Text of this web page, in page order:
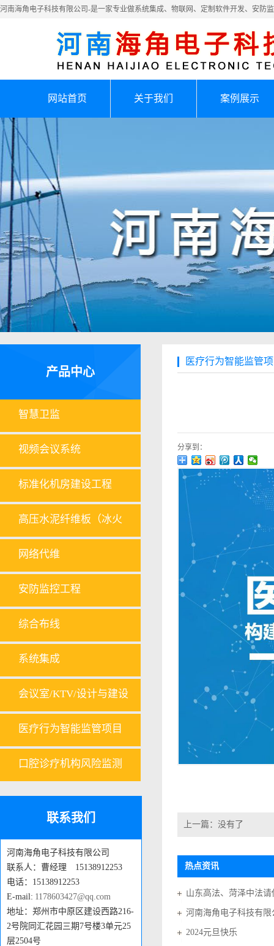
河南海角电子科技有限公司-是一家专业做系统集成、物联网、定制软件开发、安防
网站首页 关于我们 案例展示
产品中心
智慧卫监
视频会议系统
标准化机房建设工程
高压水泥纤维板（冰火
板）网络代维
安防监控工程
综合布线
系统集成
会议室/KTV/设计与建设
医疗行为智能监管项目
口腔诊疗机构风险监测
联系我们
河南海角电子科技有限公司
联系人：曹经理 15138912253
电话：15138912253
E-mail: 1178603427@qq.com
地址：郑州市中原区建设西路216-
2号院同汇花园三期7号楼3单元25
层2504号
医疗行为智能监管
分享到：
上一篇：没有了
热点资讯
河南海角电子科技有限
2024元旦快乐